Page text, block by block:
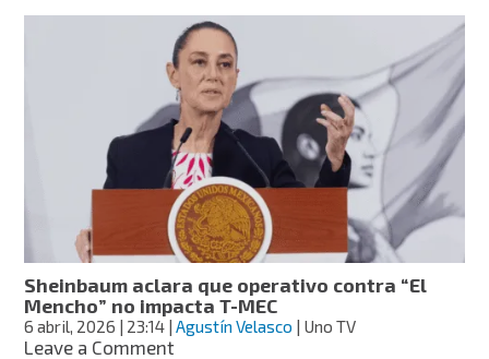
presencia
de
“halcones”
en
tumba
del
“Mencho”
en
Zapopan;
no
habrá
operativo
Sheinbaum aclara que operativo contra “El
Mencho” no impacta T-MEC
6 abril, 2026 | 23:14 |Agustín Velasco | Uno TV
Leave a Commenton